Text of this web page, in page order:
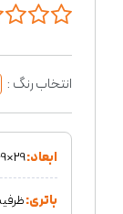
انتخاب رنگ :
ابعاد:29×49×63 میلی‌متر
باتری: